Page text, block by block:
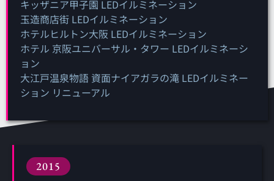
キッザニア甲子園 LEDイルミネーション
玉造商店街 LEDイルミネーション
ホテルヒルトン大阪 LEDイルミネーション
ホテル 京阪ユニバーサル・タワー LEDイルミネーシ
ョン
大江戸温泉物語 資面ナイアガラの滝 LEDイルミネー
ション リニューアル
2015